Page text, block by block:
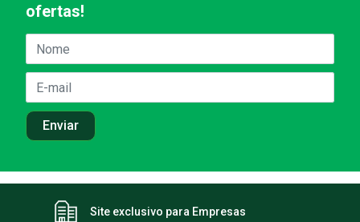
ofertas!
Site exclusivo para Empresas